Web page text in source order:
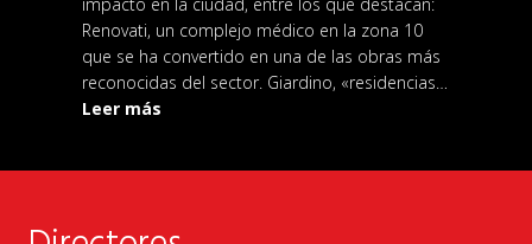
impacto en la ciudad, entre los que destacan:
Renovati, un complejo médico en la zona 10
que se ha convertido en una de las obras más
reconocidas del sector. Giardino, «residencias…
Leer más